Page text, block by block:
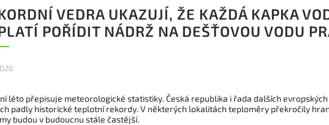
VEDRA UKAZUJÍ, ŽE KAŽDÁ KAPKA
POŘÍDIT NÁDRŽ NA DEŠŤOVOU VODU
léto přepisuje meteorologické statistiky. Česká republika i řada dalších
padly historické teplotní rekordy. V některých lokalitách teploměry překročily
budou v budoucnu stále častější.